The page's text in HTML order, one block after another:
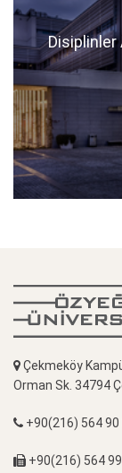
Disiplinler
Çekmeköy
Orman Sk. 34794
+90(216) 564 90
+90(216) 564